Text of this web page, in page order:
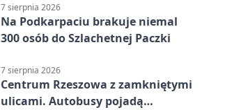
7 sierpnia 2026
Na Podkarpaciu brakuje niemal
300 osób do Szlachetnej Paczki
7 sierpnia 2026
Centrum Rzeszowa z zamkniętymi
ulicami. Autobusy pojadą